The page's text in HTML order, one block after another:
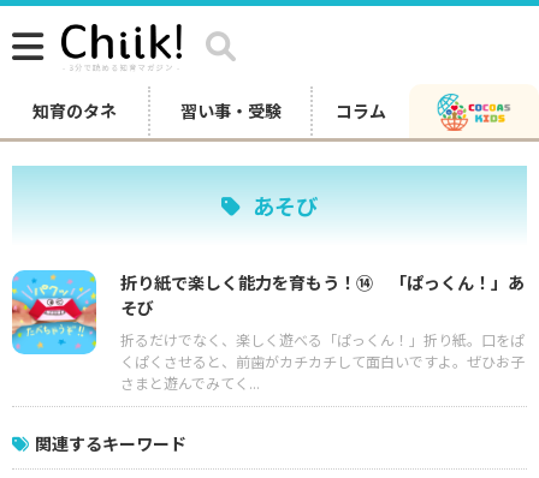
知育のタネ 習い事・受験 コラム
あそび
折り紙で楽しく能力を育もう！⑭ 「ぱっくん！」あ
そび
折るだけでなく、楽しく遊べる「ぱっくん！」折り紙。口をぱ
くぱくさせると、前歯がカチカチして面白いですよ。ぜひお子
さまと遊んでみてく...
関連するキーワード